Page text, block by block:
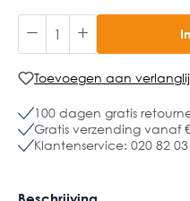
Toevoegen aan
100 dagen gratis
Gratis verzending vanaf
Klantenservice: 020 82